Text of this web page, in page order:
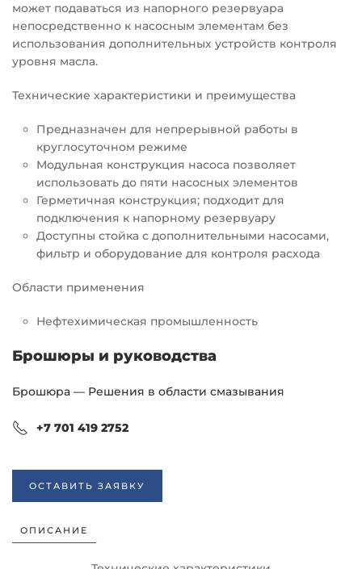
может подаваться из напорного резервуара
непосредственно к насосным элементам без
использования дополнительных устройств контроля
уровня масла.
Технические характеристики и преимущества
Предназначен для непрерывной работы в
круглосуточном режиме
Модульная конструкция насоса позволяет
использовать до пяти насосных элементов
Герметичная конструкция; подходит для
подключения к напорному резервуару
Доступны стойка с дополнительными насосами,
фильтр и оборудование для контроля расхода
Области применения
Нефтехимическая промышленность
Брошюры и руководства
Брошюра — Решения в области смазывания
+7 701 419 2752
ОСТАВИТЬ ЗАЯВКУ
ОПИСАНИЕ